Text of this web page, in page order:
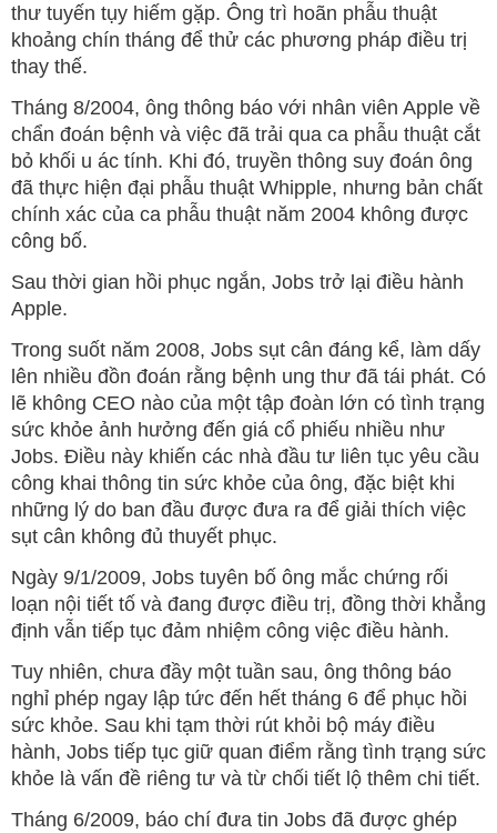
thư tuyến tụy hiếm gặp. Ông trì hoãn phẫu thuật
khoảng chín tháng để thử các phương pháp điều trị
thay thế.
Tháng 8/2004, ông thông báo với nhân viên Apple về
chẩn đoán bệnh và việc đã trải qua ca phẫu thuật cắt
bỏ khối u ác tính. Khi đó, truyền thông suy đoán ông
đã thực hiện đại phẫu thuật Whipple, nhưng bản chất
chính xác của ca phẫu thuật năm 2004 không được
công bố.
Sau thời gian hồi phục ngắn, Jobs trở lại điều hành
Apple.
Trong suốt năm 2008, Jobs sụt cân đáng kể, làm dấy
lên nhiều đồn đoán rằng bệnh ung thư đã tái phát. Có
lẽ không CEO nào của một tập đoàn lớn có tình trạng
sức khỏe ảnh hưởng đến giá cổ phiếu nhiều như
Jobs. Điều này khiến các nhà đầu tư liên tục yêu cầu
công khai thông tin sức khỏe của ông, đặc biệt khi
những lý do ban đầu được đưa ra để giải thích việc
sụt cân không đủ thuyết phục.
Ngày 9/1/2009, Jobs tuyên bố ông mắc chứng rối
loạn nội tiết tố và đang được điều trị, đồng thời khẳng
định vẫn tiếp tục đảm nhiệm công việc điều hành.
Tuy nhiên, chưa đầy một tuần sau, ông thông báo
nghỉ phép ngay lập tức đến hết tháng 6 để phục hồi
sức khỏe. Sau khi tạm thời rút khỏi bộ máy điều
hành, Jobs tiếp tục giữ quan điểm rằng tình trạng sức
khỏe là vấn đề riêng tư và từ chối tiết lộ thêm chi tiết.
Tháng 6/2009, báo chí đưa tin Jobs đã được ghép